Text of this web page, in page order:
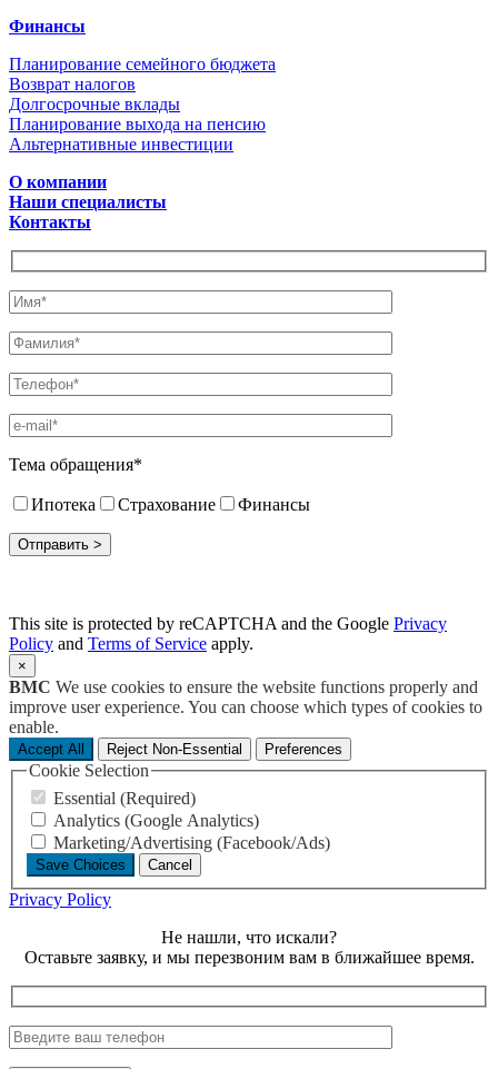
Финансы
Планирование семейного бюджета
Возврат налогов
Долгосрочные вклады
Планирование выхода на пенсию
Альтернативные инвестиции
О компании
Наши специалисты
Контакты
Тема обращения*
Ипотека Страхование Финансы
This site is protected by reCAPTCHA and the Google Privacy
Policy and Terms of Service apply.
×
BMC We use cookies to ensure the website functions properly and
improve user experience. You can choose which types of cookies to
enable.
Accept All Reject Non-Essential Preferences
Cookie Selection
Essential (Required)
Analytics (Google Analytics)
Marketing/Advertising (Facebook/Ads)
Save Choices Cancel
Privacy Policy
Не нашли, что искали?
Оставьте заявку, и мы перезвоним вам в ближайшее время.